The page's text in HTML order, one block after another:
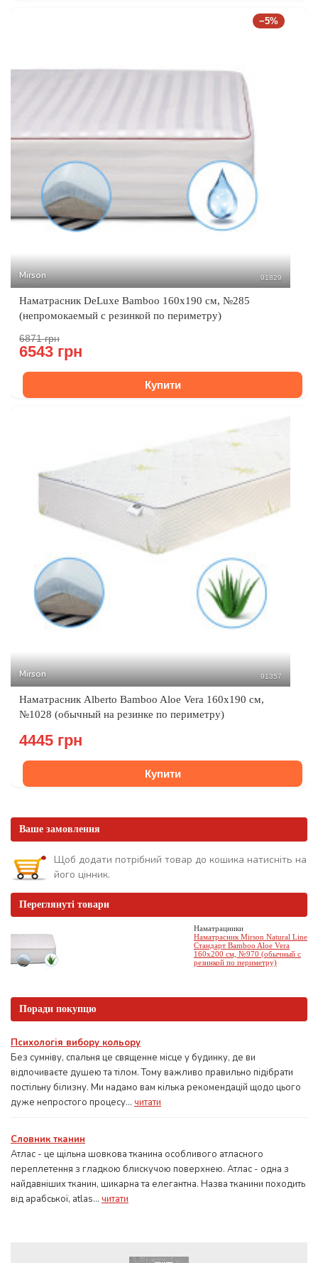
−5%
Mirson 91829
Наматрасник DeLuxe Bamboo 160x190 см, №285
(непромокаемый с резинкой по периметру)
6871 грн
6543 грн
Купити
Mirson 91357
Наматрасник Alberto Bamboo Aloe Vera 160x190 см,
№1028 (обычный на резинке по периметру)
4445 грн
Купити
Ваше замовлення
Щоб додати потрібний товар до кошика натисніть на
його цінник.
Переглянуті товари
Наматрацники
Наматрасник Mirson Natural Line
Стандарт Bamboo Aloe Vera
160x200 см, №970 (обычный с
резинкой по периметру)
Поради покупцю
Психологія вибору кольору
Без сумніву, спальня це священне місце у будинку, де ви
відпочиваєте душею та тілом. Тому важливо правильно підібрати
постільну білизну. Ми надамо вам кілька рекомендацій щодо цього
дуже непростого процесу... читати
Словник тканин
Атлас - це щільна шовкова тканина особливого атласного
переплетення з гладкою блискучою поверхнею. Атлас - одна з
найдавніших тканин, шикарна та елегантна. Назва тканини походить
від арабської, atlas... читати